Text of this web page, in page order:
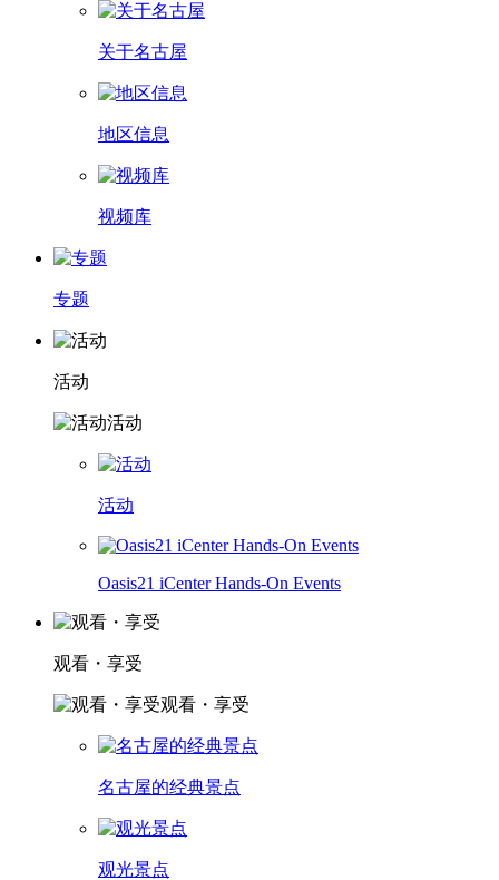
关于名古屋
地区信息
视频库
专题
活动
活动
活动
Oasis21 iCenter Hands-On Events
观看・享受
观看・享受
名古屋的经典景点
观光景点